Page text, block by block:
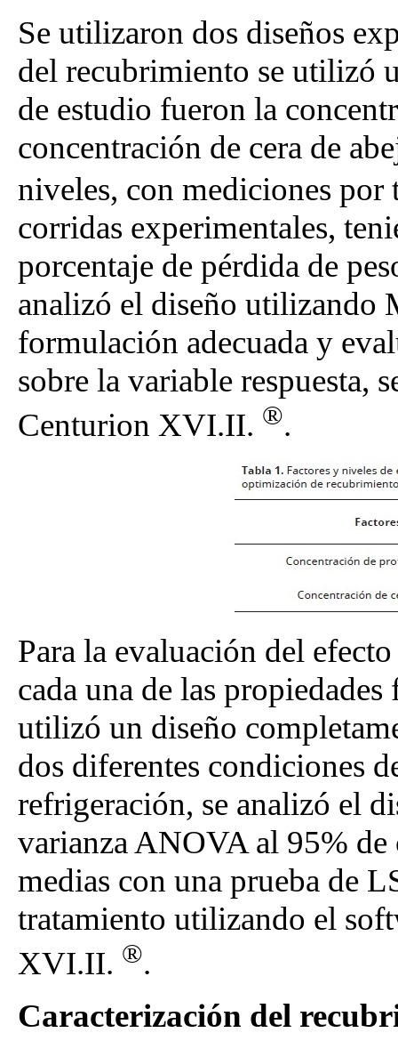
Se utilizaron dos diseños
del recubrimiento se utilizó
de estudio fueron la
concentración de cera de
niveles, con mediciones
corridas experimentales,
porcentaje de pérdida de
analizó el diseño utilizando
formulación adecuada y
sobre la variable respuesta,
Centurion XVI.II. ®.
Para la evaluación del
cada una de las
utilizó un diseño
dos diferentes condiciones
refrigeración, se analizó el
varianza ANOVA al 95%
medias con una prueba de
tratamiento utilizando el
XVI.II. ®.
Caracterización del